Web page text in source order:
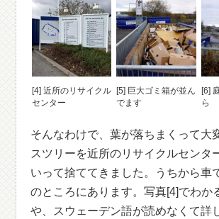
[4] 近所のリサイクル
センター
[5] 巨大ゴミ箱が並ん
でます
[6]
ら
そんなわけで、葉が落ちまくって大
スツリーを近所のリサイクルセンタ
いって捨ててきました。うちから車
のところにあります。写真[4]でわか
や、スウェーデン語が読めなくて詳